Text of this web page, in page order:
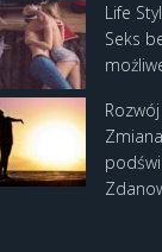
Life
Seks